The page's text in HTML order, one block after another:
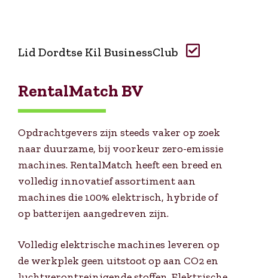
Lid Dordtse Kil BusinessClub
RentalMatch BV
Opdrachtgevers zijn steeds vaker op zoek
naar duurzame, bij voorkeur zero-emissie
machines. RentalMatch heeft een breed en
volledig innovatief assortiment aan
machines die 100% elektrisch, hybride of
op batterijen aangedreven zijn.
Volledig elektrische machines leveren op
de werkplek geen uitstoot op aan CO2 en